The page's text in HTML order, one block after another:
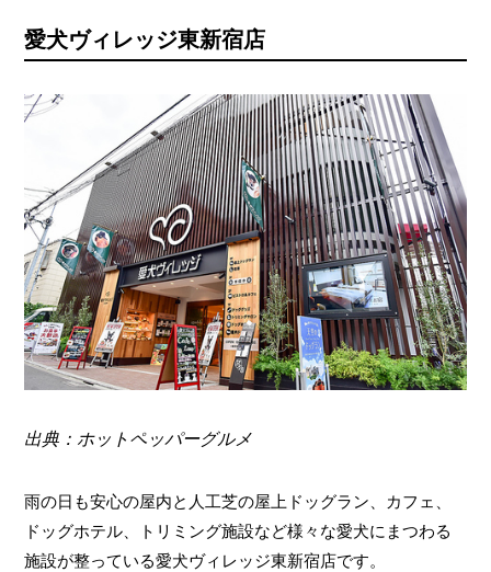
愛犬ヴィレッジ東新宿店
出典：ホットペッパーグルメ
雨の日も安心の屋内と人工芝の屋上ドッグラン、カフェ、
ドッグホテル、トリミング施設など様々な愛犬にまつわる
施設が整っている愛犬ヴィレッジ東新宿店です。